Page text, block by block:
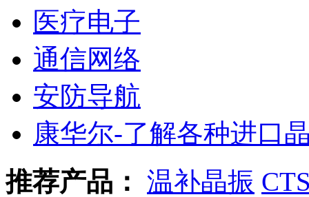
医疗电子
通信网络
安防导航
康华尔-了解各种进口
推荐产品： 温补晶振